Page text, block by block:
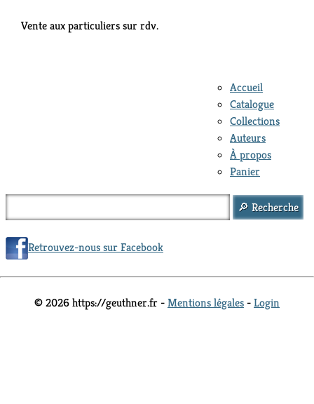
Vente aux particuliers sur rdv.
Accueil
Catalogue
Collections
Auteurs
À propos
Panier
Retrouvez-nous sur Facebook
© 2026 https://geuthner.fr -Mentions légales -Login